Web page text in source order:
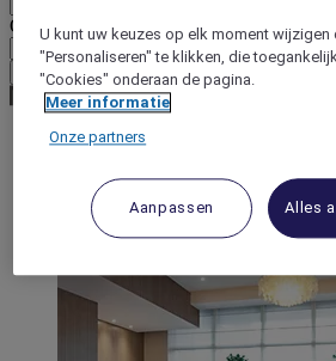
Offerte
Bevestig mijn valuta
Europe
Belgium
Waterloo
U kunt uw keuzes op elk moment
"Personaliseren" te klikken, die
"Cookies" onderaan de pagina.
Meer informatie
Onze partners
Aanpassen Alles